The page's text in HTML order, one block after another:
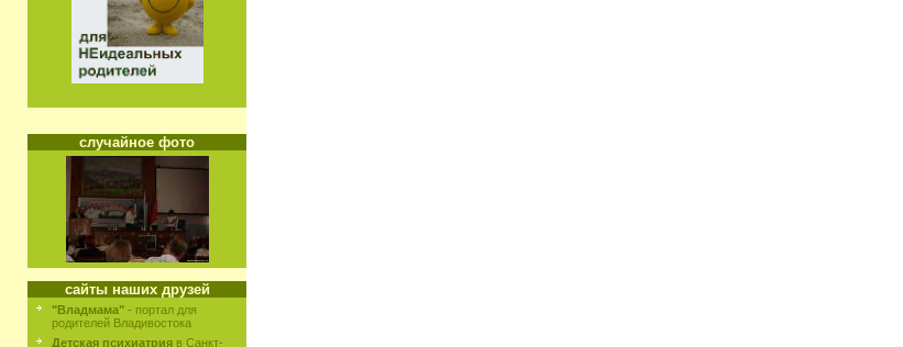
случайное фото
сайты наших друзей
"Владмама" - портал для
родителей Владивостока
Детская психиатрия в Санкт-